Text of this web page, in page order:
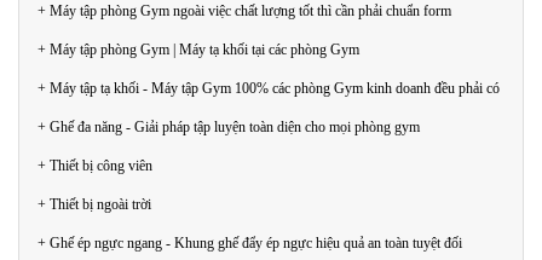
+ Máy tập phòng Gym ngoài việc chất lượng tốt thì cần phải chuẩn form
+ Máy tập phòng Gym | Máy tạ khối tại các phòng Gym
+ Máy tập tạ khối - Máy tập Gym 100% các phòng Gym kinh doanh đều phải có
+ Ghế đa năng - Giải pháp tập luyện toàn diện cho mọi phòng gym
+ Thiết bị công viên
+ Thiết bị ngoài trời
+ Ghế ép ngực ngang - Khung ghế đẩy ép ngực hiệu quả an toàn tuyệt đối